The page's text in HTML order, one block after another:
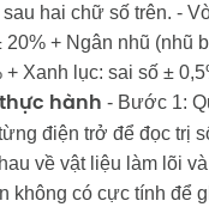
sau hai chữ số trên. -
+ Ngân nhũ (nhũ
Xanh lục: sai số ±
hành - Bước 1:
điện trở để đọc trị
về vật liệu làm lõi
không có cực tính để